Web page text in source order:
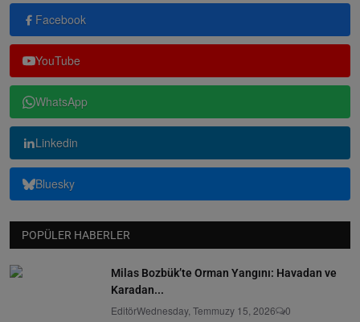
Facebook
YouTube
WhatsApp
Linkedin
Bluesky
POPÜLER HABERLER
Milas Bozbük’te Orman Yangını: Havadan ve
Karadan...
EditörWednesday, Temmuzy 15, 2026 0